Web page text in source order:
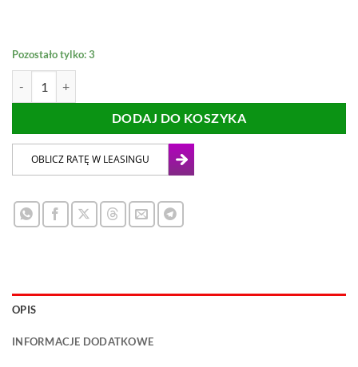
Pozostało tylko: 3
DODAJ DO KOSZYKA
OPIS
INFORMACJE DODATKOWE